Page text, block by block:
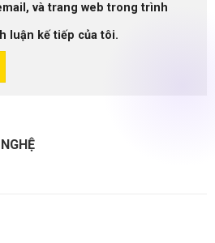
và trang web trong trình
luận kế tiếp của tôi.